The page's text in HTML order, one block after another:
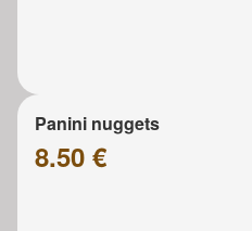
Panini nuggets
8.50 €